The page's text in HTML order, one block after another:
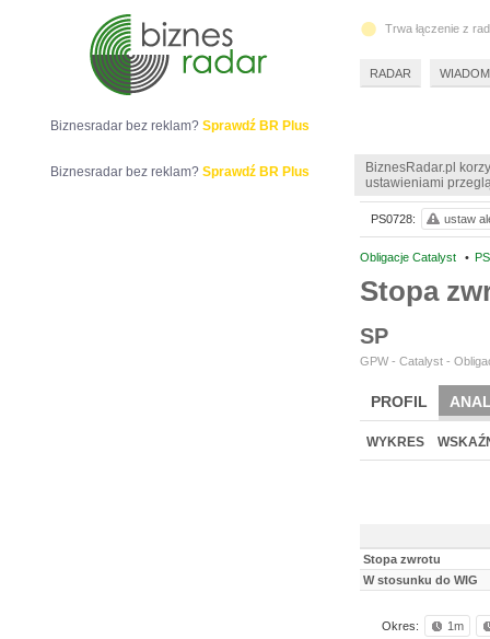
BiznesRadar.pl
ustawieniami
Obligacje Catalyst •
Stopa
SP
GPW - Catalyst -
PROFIL
WYKRES
Stopa zwrotu
W stosunku do WIG
Okres: 1m
PS0728: ustaw
Biznesradar bez reklam? Sprawdź BR Plus
Biznesradar bez reklam? Sprawdź BR Plus
Trwa łączenie z
RADAR